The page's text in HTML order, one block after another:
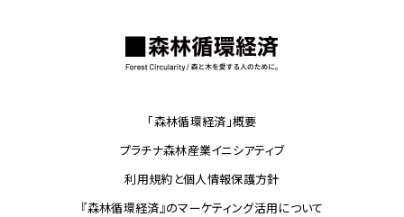
「森林循環経済」概要
プラチナ森林産業イニシアティブ
利用規約と個人情報保護方針
『森林循環経済』のマーケティング活用について